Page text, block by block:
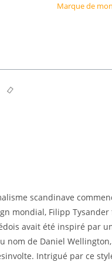
Marque de
scandinave
mondial, Filipp Tysander
avait été inspiré par
nom de Daniel
Intrigué par ce